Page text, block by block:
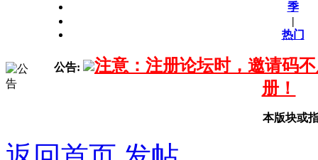
季
|
热门
公告:
注意：注册论坛时，邀请码
册！
本版块或